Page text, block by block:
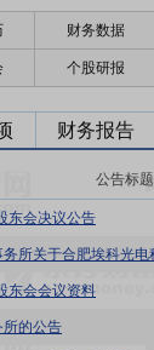
财务数据
个股研报
财务报告
公告标题
东会决议公告
东会会议资料
所的公告